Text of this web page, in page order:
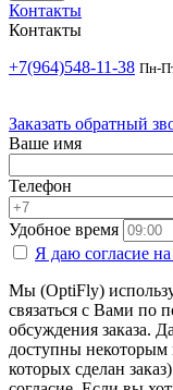
Контакты
Контакты
+7(964)548-11-38 Пн-
Заказать обратный
Ваше имя
Телефон
Удобное время
Я даю согласие на
Мы (OptiFly)
связаться с Вами по
обсуждения заказа.
доступны
которых сделан